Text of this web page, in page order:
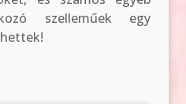
szelleműek egy